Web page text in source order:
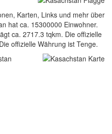
Karten, Links und mehr über
hat ca. 15300000 Einwohner.
ca. 2717.3 tqkm. Die offizielle
offizielle Währung ist Tenge.